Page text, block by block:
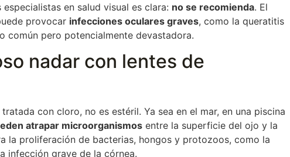
en salud visual es clara: no se recomienda. El
provocar infecciones oculares graves, como la queratitis
común pero potencialmente devastadora.
nadar con lentes de
con cloro, no es estéril. Ya sea en el mar, en una piscina
atrapar microorganismos entre la superficie del ojo y la
la proliferación de bacterias, hongos y protozoos, como la
infección grave de la córnea.